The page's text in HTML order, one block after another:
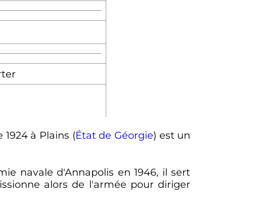
1924à Plains (État de Géorgie) est un
navale d'Annapolis en 1946, il sert
alors de l'armée pour diriger